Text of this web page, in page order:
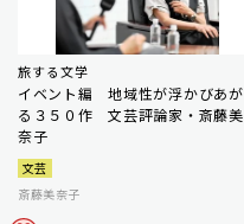
旅する文学
イベント編 地域性が浮かびあが
る３５０作 文芸評論家・斎藤美
奈子
文芸
斎藤美奈子